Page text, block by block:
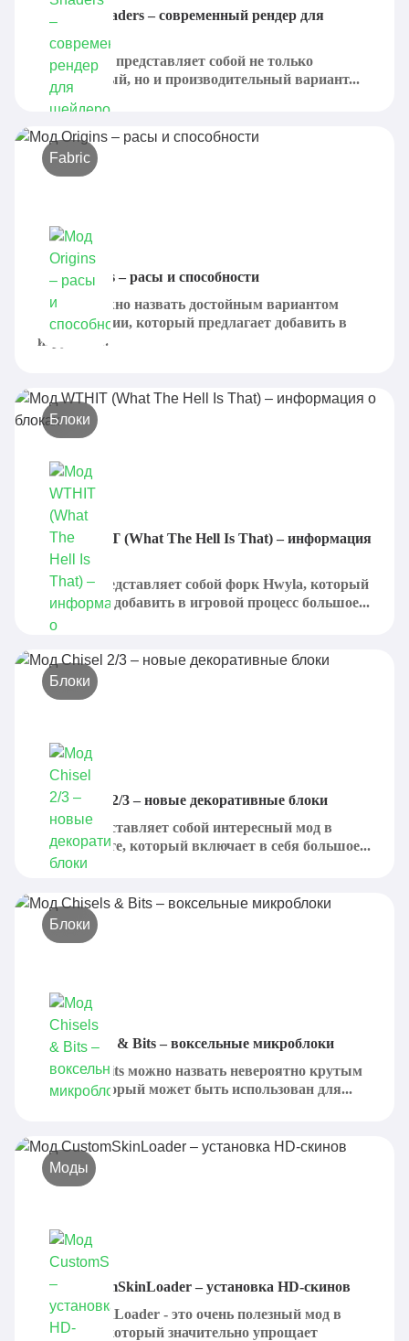
Мод Iris Shaders – современный рендер для
Iris Shaders представляет собой не только
современный, но и производительный вариант...
Fabric
Мод Origins – расы и способности
Origins можно назвать достойным вариантом
модификации, который предлагает добавить в
игру себе...
Блоки
Мод WTHIT (What The Hell Is That) – информация
о блоках
WTHIT представляет собой форк Hwyla, который
предлагает добавить в игровой процесс большое...
Блоки
Мод Chisel 2/3 – новые декоративные блоки
Chisel представляет собой интересный мод в
Майнкрафте, который включает в себя большое...
Блоки
Мод Chisels & Bits – воксельные микроблоки
Chisels & Bits можно назвать невероятно крутым
модом, который может быть использован для...
Моды
Мод CustomSkinLoader – установка HD‐скинов
CustomSkinLoader - это очень полезный мод в
Minecraft, который значительно упрощает